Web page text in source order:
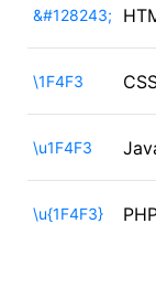
&#128243;
\1F4F3
\u1F4F3
\u{1F4F3}